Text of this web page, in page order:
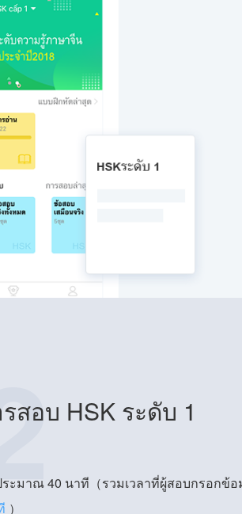
สอบ HSK ระดับ 1
ะมาณ 40 นาที（รวมเวลาที่ผู้สอบกรอกข้
）